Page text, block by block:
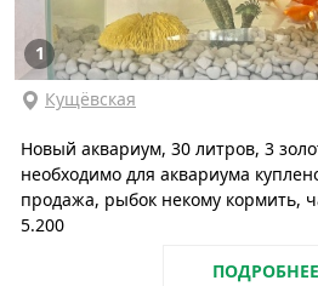
1
Кущёвская
Новый аквариум, 30 литров, 3
необходимо для аквариума
продажа, рыбок некому кормить,
5.200
ПОДРОБНЕЕ